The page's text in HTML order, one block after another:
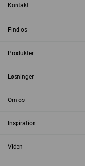
Kontakt
Find os
Produkter
Løsninger
Om os
Inspiration
Viden